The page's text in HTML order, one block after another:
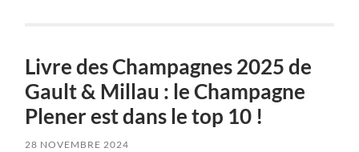
Livre des Champagnes 2025 de
Gault & Millau : le Champagne
Plener est dans le top 10 !
28 NOVEMBRE 2024